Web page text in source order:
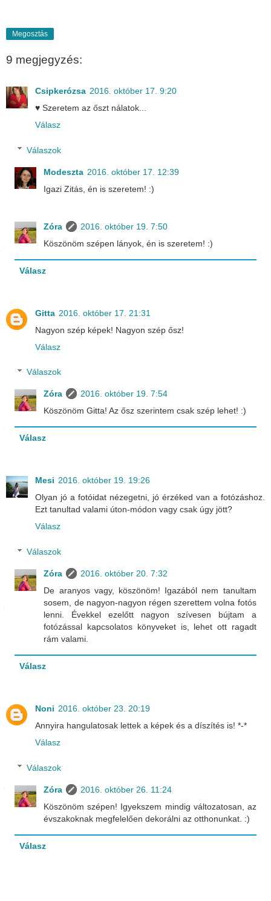
Megosztás
9 megjegyzés:
Csipkerózsa 2016. október 17. 9:20
♥ Szeretem az őszt nálatok...
Válasz
Válaszok
Modeszta 2016. október 17. 12:39
Igazi Zitás, én is szeretem! :)
Zóra
2016. október 19. 7:50
Köszönöm szépen lányok, én is szeretem! :)
Válasz
Gitta 2016. október 17. 21:31
Nagyon szép képek! Nagyon szép ősz!
Válasz
Válaszok
Zóra
2016. október 19. 7:54
Köszönöm Gitta! Az ősz szerintem csak szép lehet! :)
Válasz
Mesi 2016. október 19. 19:26
Olyan jó a fotóidat nézegetni, jó érzéked van a fotózáshoz.
Ezt tanultad valami úton-módon vagy csak úgy jött?
Válasz
Válaszok
Zóra
2016. október 20. 7:32
De aranyos vagy, köszönöm! Igazából nem tanultam
sosem, de nagyon-nagyon régen szerettem volna fotós
lenni. Évekkel ezelőtt nagyon szívesen bújtam a
fotózással kapcsolatos könyveket is, lehet ott ragadt
rám valami.
Válasz
Noni 2016. október 23. 20:19
Annyira hangulatosak lettek a képek és a díszítés is! *-*
Válasz
Válaszok
Zóra
2016. október 26. 11:24
Köszönöm szépen! Igyekszem mindig változatosan, az
évszakoknak megfelelően dekorálni az otthonunkat. :)
Válasz